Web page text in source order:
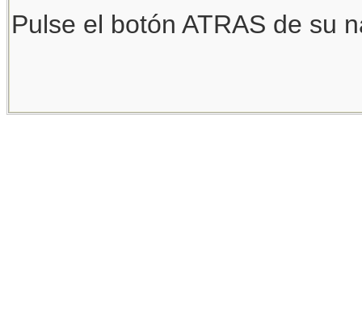
Pulse el botón ATRAS de su